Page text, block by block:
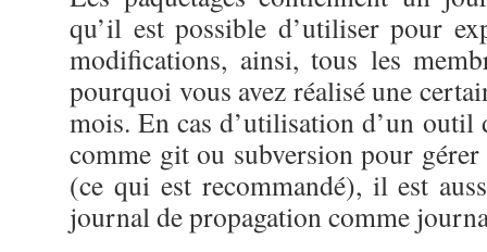
qu’il est possible d’utiliser pour
modifications, ainsi, tous les
pourquoi vous avez réalisé une
mois. En cas d’utilisation d’un outil
comme git ou subversion pour gérer
(ce qui est recommandé), il est
journal de propagation comme